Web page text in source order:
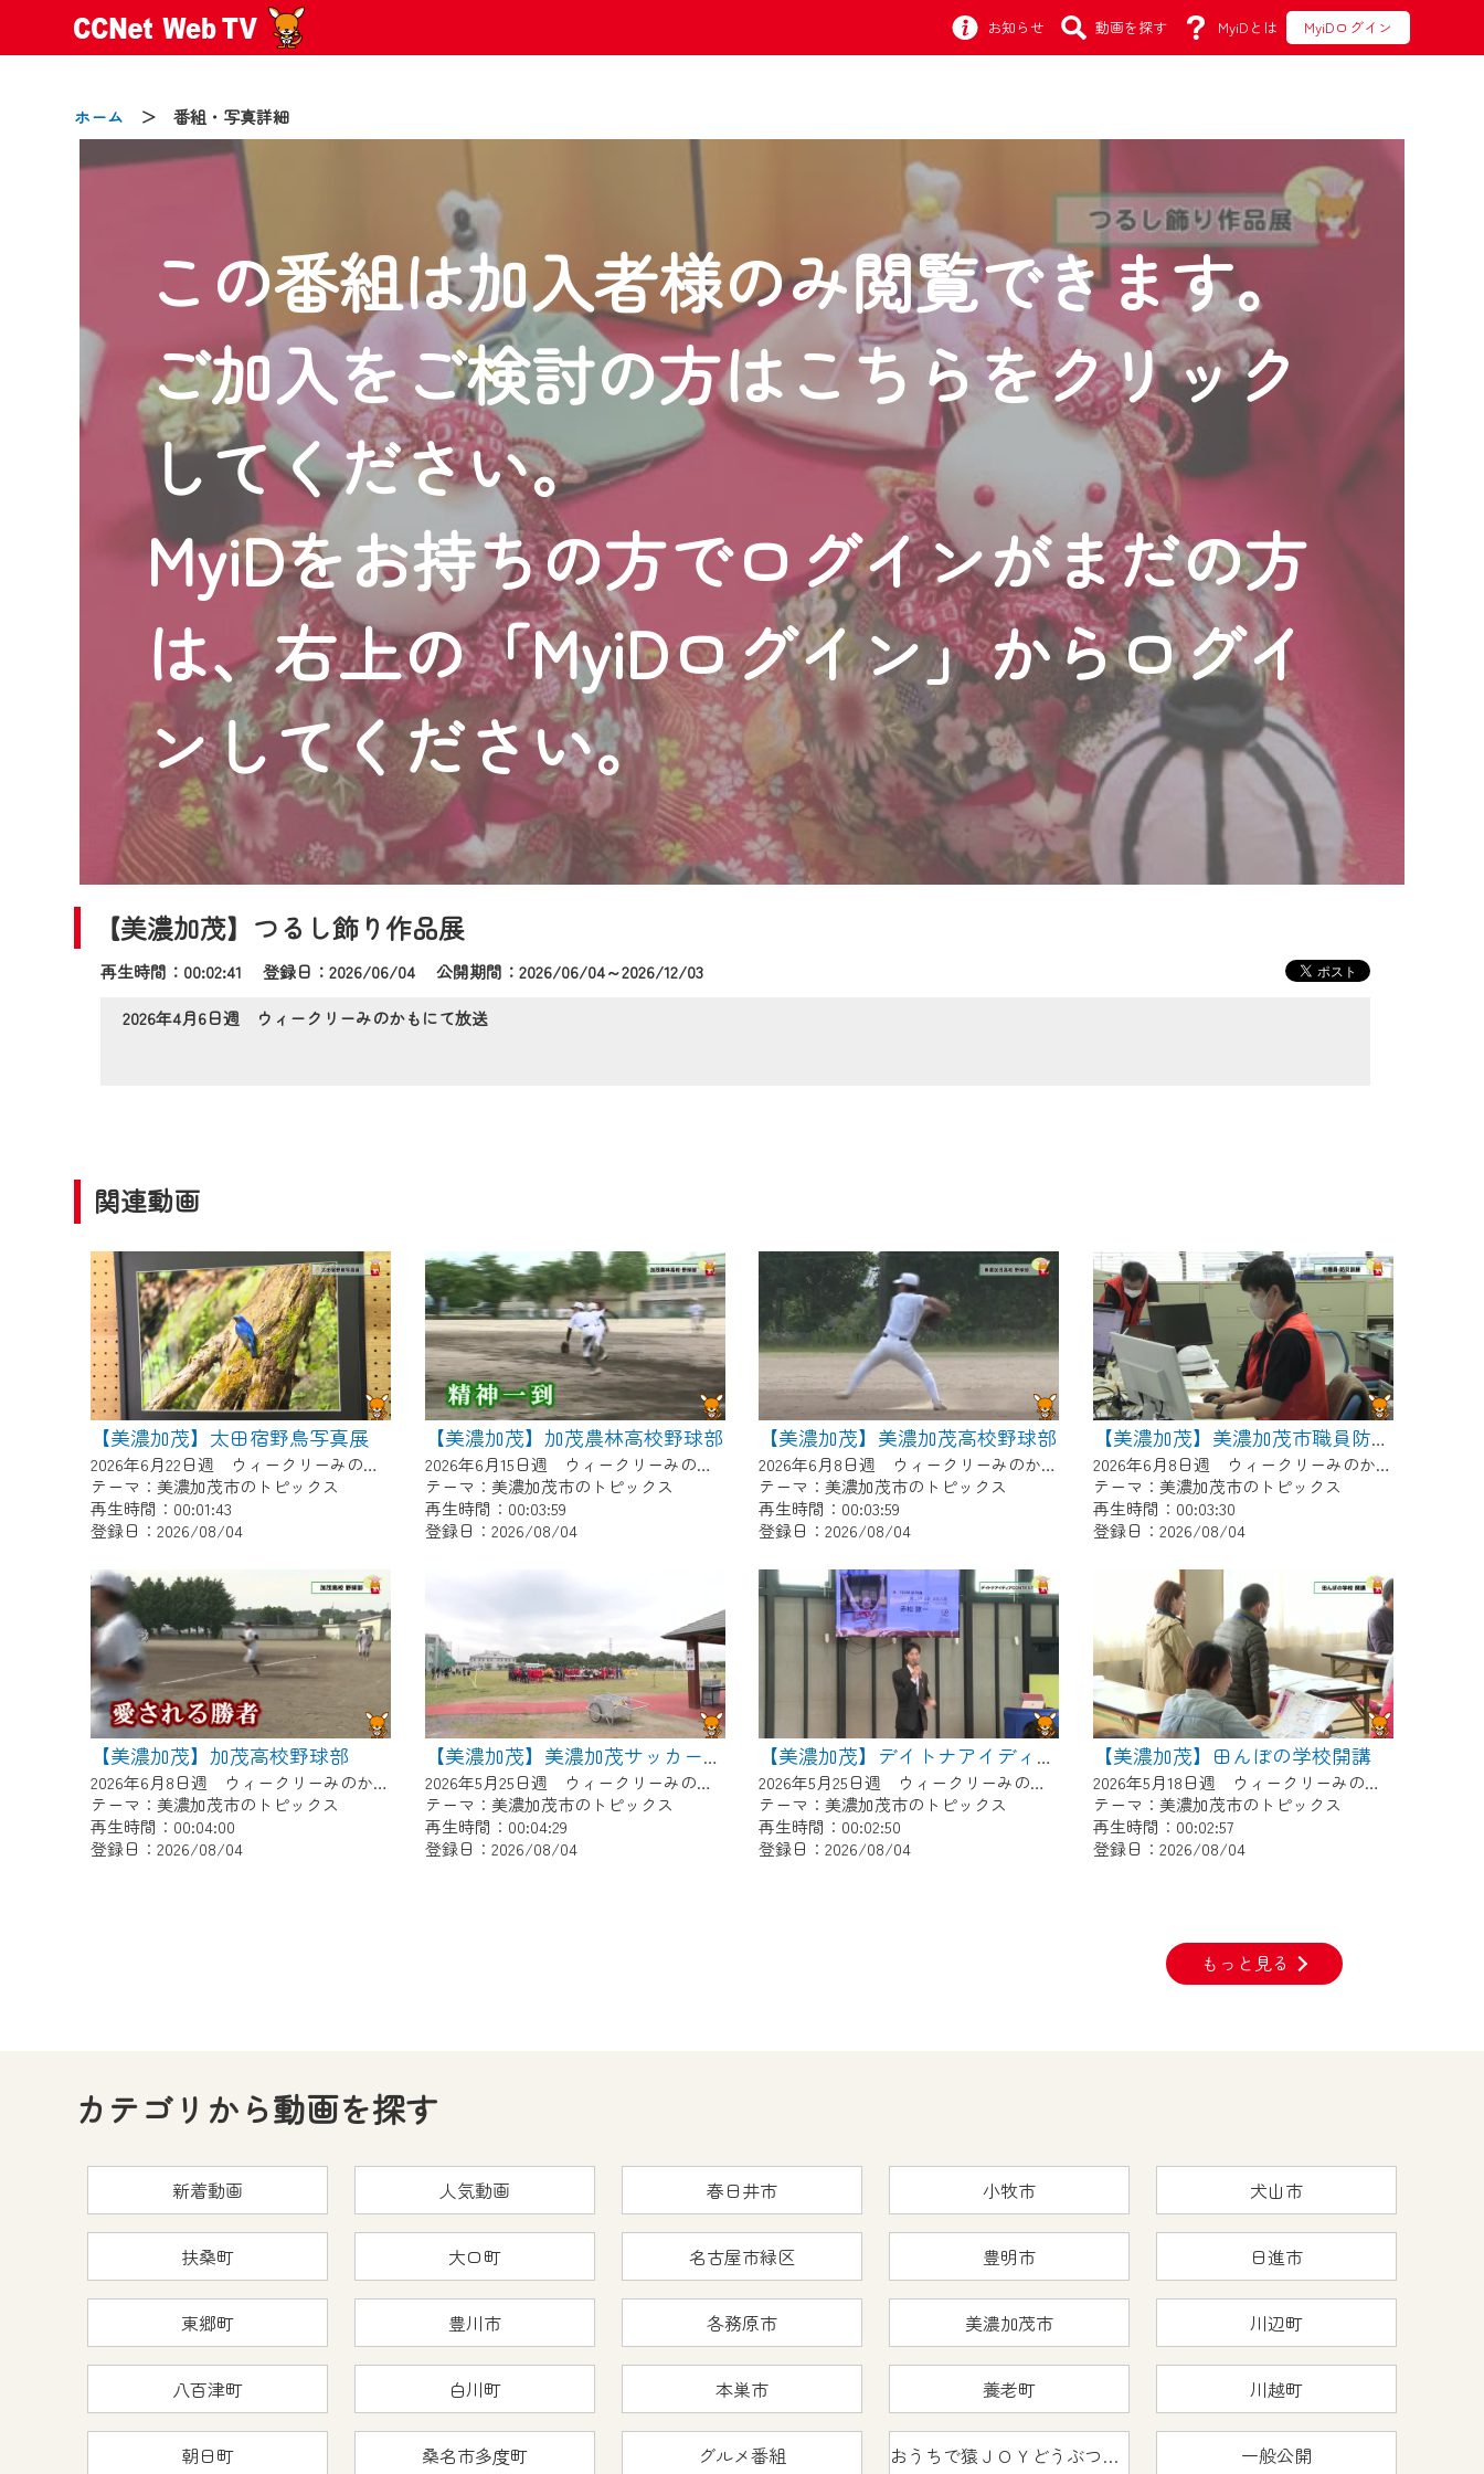
お知らせ 動画を探す MyiDとは MyiDログイン
ホーム ＞ 番組・写真詳細
この番組は加入者様のみ閲覧できます。
ご加入をご検討の方はこちらをクリック
してください。
MyiDをお持ちの方でログインがまだの方
は、右上の「MyiDログイン」からログイ
ンしてください。
【美濃加茂】つるし飾り作品展
再生時間：00:02:41 登録日：2026/06/04公開期間：2026/06/04～2026/12/03
2026年4月6日週 ウィークリーみのかもにて放送
関連動画
【美濃加茂】太田宿野鳥写真展
2026年6月22日週 ウィークリーみのかもにて放送
テーマ：美濃加茂市のトピックス
再生時間：00:01:43
登録日：2026/08/04
【美濃加茂】加茂農林高校野球部
2026年6月15日週 ウィークリーみのかもにて放送
テーマ：美濃加茂市のトピックス
再生時間：00:03:59
登録日：2026/08/04
【美濃加茂】美濃加茂高校野球部
2026年6月8日週 ウィークリーみのかもにて放送
テーマ：美濃加茂市のトピックス
再生時間：00:03:59
登録日：2026/08/04
【美濃加茂】美濃加茂市職員防災訓練
2026年6月8日週 ウィークリーみのかもにて放送
テーマ：美濃加茂市のトピックス
再生時間：00:03:30
登録日：2026/08/04
【美濃加茂】加茂高校野球部
2026年6月8日週 ウィークリーみのかもにて放送
テーマ：美濃加茂市のトピックス
再生時間：00:04:00
登録日：2026/08/04
【美濃加茂】美濃加茂サッカー少年団あじさいCUP
2026年5月25日週 ウィークリーみのかもにて放送
テーマ：美濃加茂市のトピックス
再生時間：00:04:29
登録日：2026/08/04
【美濃加茂】デイトナアイディアCONTEST
2026年5月25日週 ウィークリーみのかもにて放送
テーマ：美濃加茂市のトピックス
再生時間：00:02:50
登録日：2026/08/04
【美濃加茂】田んぼの学校開講
2026年5月18日週 ウィークリーみのかもにて放送
テーマ：美濃加茂市のトピックス
再生時間：00:02:57
登録日：2026/08/04
もっと見る
カテゴリから動画を探す
新着動画 人気動画 春日井市 小牧市 犬山市
扶桑町 大口町 名古屋市緑区 豊明市 日進市
東郷町 豊川市 各務原市 美濃加茂市 川辺町
八百津町 白川町 本巣市 養老町 川越町
朝日町 桑名市多度町 グルメ番組 おうちで猿ＪＯＹどうぶつえん 一般公開
お知らせ
2024/09/02
動画配信サービス『CCNet Web TV』は2024年9月24日からリニューアルします！
【変更点】
◆デザイン変更により、お住まいの地域の動画コンテンツが一目瞭然。
◆当社アプリやＰＣブラウザから、いつでも・どこでも・外出先でも！
CCNetサービスエリア20市町の地域情報番組をご視聴いただけます！
【ご注意】
2024年9月24日からはご加入者様へのサービス向上のため、
『CCNet Web TV』を利用いただくには、一部コンテンツを除き、
CCNetサービスへの加入と『CCNetマイページ※』へのログインが必要となります。
何卒、ご理解ご了承の程よろしくお願いいたします。
※マイページへのログインには、MyIDが必要となります。
※MyIDとは、CCNet Web TVを含むCCNetの各種サービスをご利用頂くためのIDです。
IDはお客様が使っているメールアドレスで設定できます。
（GmailやYahooなどのフリーメールアドレスでも作成可能です）
※マイページへのログイン・MyIDの新規登録はこちらから
※CCNetアプリをご利用中の方は引き続きご視聴いただけます。
＜メンテナンス情報＞
CCNetWebTVのリニューアルにともないメンテナンス作業を予定しています。
日時 9/24 9:30～16:30
ご不便をおかけいたしますが、ご了承の程よろしくお願いいたします。